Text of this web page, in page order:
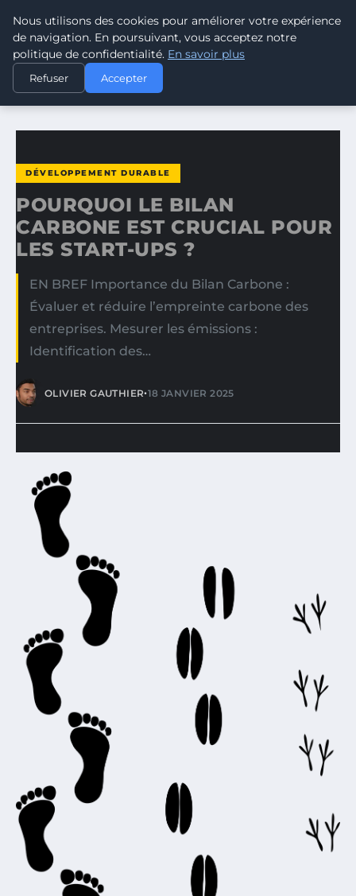
CLIMATE GUARDIAN
ACCUEIL
DÉVELOPPEMENT DURABLE
POURQUOI LE BILAN CARBONE EST CRUCIAL POUR LES…
DÉVELOPPEMENT DURABLE
POURQUOI LE BILAN
CARBONE EST CRUCIAL POUR
LES START-UPS ?
EN BREF Importance du Bilan Carbone :
Évaluer et réduire l’empreinte carbone des
entreprises. Mesurer les émissions :
Identification des…
OLIVIER GAUTHIER•18 JANVIER 2025
Nous utilisons des cookies pour améliorer votre expérience
de navigation. En poursuivant, vous acceptez notre
politique de confidentialité. En savoir plus
Refuser Accepter